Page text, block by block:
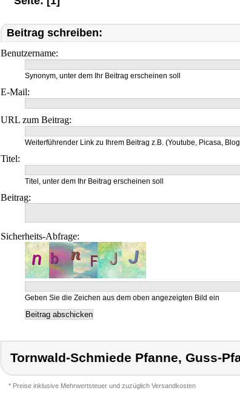
Beitrag schreiben:
Benutzername:
Synonym, unter dem Ihr Beitrag erscheinen soll
E-Mail:
URL zum Beitrag:
Weiterführender Link zu Ihrem Beitrag z.B. (Youtube, Picasa,
Titel:
Titel, unter dem Ihr Beitrag erscheinen soll
Beitrag:
Sicherheits-Abfrage:
Geben Sie die Zeichen aus dem oben angezeigten Bild ein
Tornwald-Schmiede Pfanne, Guss-
* Preise inklusive Mehrwertsteuer und zuzüglich Versandkosten